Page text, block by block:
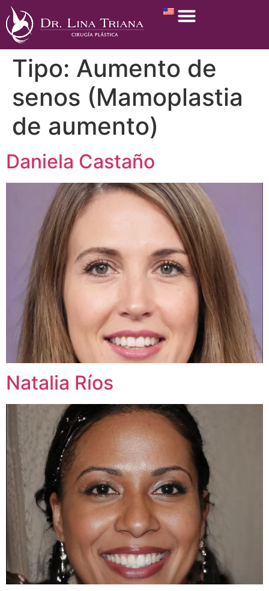
Tipo: Aumento de
senos (Mamoplastia
de aumento)
Daniela Castaño
Natalia Ríos